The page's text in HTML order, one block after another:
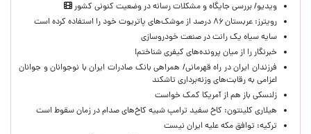
ویدیو/ بررسی جایگاه و مشکلات رسانه در وضعیت کنونی کشور
رویترز: عربستان ۸۶ درصد از موشک‌های پاتریوت خود را استفاده کرده است
سایه سیاه یک رانت در صنعت خودروسازی
خبرنگار را از میان پرونده‌های کیفری شناختم!
​فرزندان ایران در راه قهرمانی/ همراهی بانک صادرات ایران با نوجوانان و جوانان
اعزامی به رقابت‌های وزنه‌برداری تاشکند
زلنسکی باز هم از آمریکا کمک خواست
هیلاری کلینتون: کاخ سفید ترامپ شبیه کاخ‌های صدام در زمان سقوط است
ترکیه: توافق مکه علیه ایران نیست